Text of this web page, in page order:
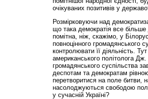
очікуваних позитивів у
Розмірковуючи над
що така демократія все
помітна, ніж, скажімо, у
повноцінного громадянського
контролювати її діяльність.
американського політолога
громадянського суспільства
деспотам та демократам
перетворитися на поле битви,
насолоджуються свободою
у сучасній Україні?